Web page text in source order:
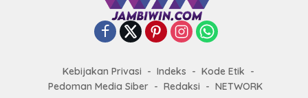
Kebijakan Privasi Indeks
Kode Etik
Pedoman Media Siber
Redaksi
NETWORK